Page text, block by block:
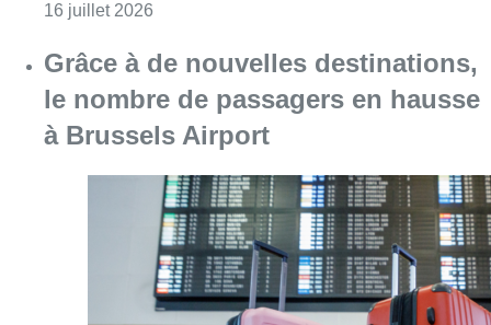
16 juillet 2026
Grâce à de nouvelles destinations,
le nombre de passagers en hausse
à Brussels Airport